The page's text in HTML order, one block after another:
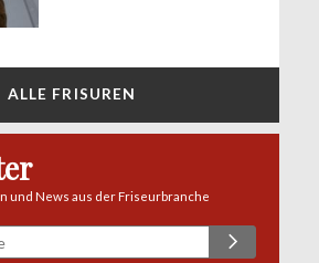
ALLE FRISUREN
und News aus der Friseurbranche